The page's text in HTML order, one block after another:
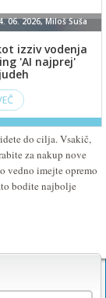
do cilja. Vsakič,
za nakup nove
vedno imejte opremo
bodite najbolje